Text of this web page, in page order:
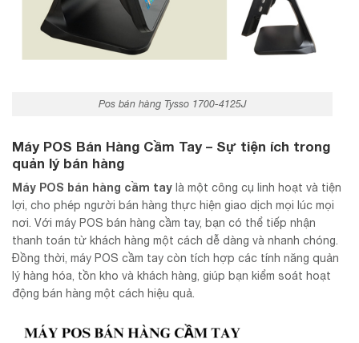
Pos bán hàng Tysso 1700-4125J
Máy POS Bán Hàng Cầm Tay – Sự tiện ích trong
quản lý bán hàng
Máy POS bán hàng cầm tay là một công cụ linh hoạt và tiện
lợi, cho phép người bán hàng thực hiện giao dịch mọi lúc mọi
nơi. Với máy POS bán hàng cầm tay, bạn có thể tiếp nhận
thanh toán từ khách hàng một cách dễ dàng và nhanh chóng.
Đồng thời, máy POS cầm tay còn tích hợp các tính năng quản
lý hàng hóa, tồn kho và khách hàng, giúp bạn kiểm soát hoạt
động bán hàng một cách hiệu quả.